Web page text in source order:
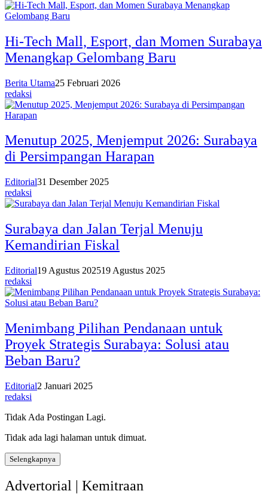
Hi-Tech Mall, Esport, dan Momen Surabaya
Menangkap Gelombang Baru
Berita Utama25 Februari 2026
redaksi
Menutup 2025, Menjemput 2026: Surabaya
di Persimpangan Harapan
Editorial31 Desember 2025
redaksi
Surabaya dan Jalan Terjal Menuju
Kemandirian Fiskal
Editorial19 Agustus 202519 Agustus 2025
redaksi
Menimbang Pilihan Pendanaan untuk
Proyek Strategis Surabaya: Solusi atau
Beban Baru?
Editorial2 Januari 2025
redaksi
Tidak Ada Postingan Lagi.
Tidak ada lagi halaman untuk dimuat.
Selengkapnya
Advertorial | Kemitraan